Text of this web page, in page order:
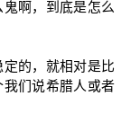
啊，到底是怎么
的，就相对是比
们说希腊人或者